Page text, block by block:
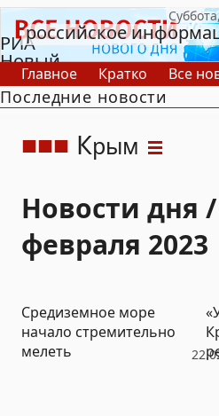
РИА
Новый
День
российское
Главное Кратко Все
В России
В мире
Последние новости
Крым
Новости дня
февраля 2023
Средиземное море
начало стремительно
мелеть